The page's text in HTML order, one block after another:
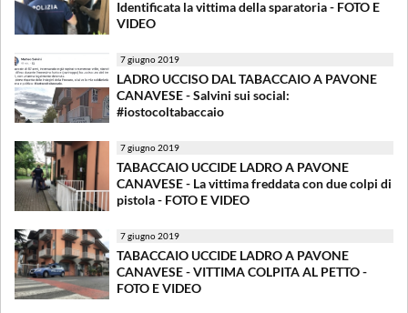
Identificata la vittima della sparatoria - FOTO E
VIDEO
7 giugno 2019
LADRO UCCISO DAL TABACCAIO A PAVONE
CANAVESE - Salvini sui social:
#iostocoltabaccaio
7 giugno 2019
TABACCAIO UCCIDE LADRO A PAVONE
CANAVESE - La vittima freddata con due colpi di
pistola - FOTO E VIDEO
7 giugno 2019
TABACCAIO UCCIDE LADRO A PAVONE
CANAVESE - VITTIMA COLPITA AL PETTO -
FOTO E VIDEO